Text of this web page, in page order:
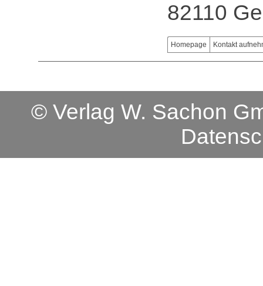
82110
Homepage Kontakt
© Verlag W. Sachon